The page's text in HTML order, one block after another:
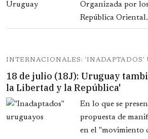
Organizada por
República Oriental.
INTERNACIONALES: 'INADAPTADOS'
18 de julio (18J): Uruguay
la Libertad y la República'
En lo que se
propuesta de
en el "movimiento